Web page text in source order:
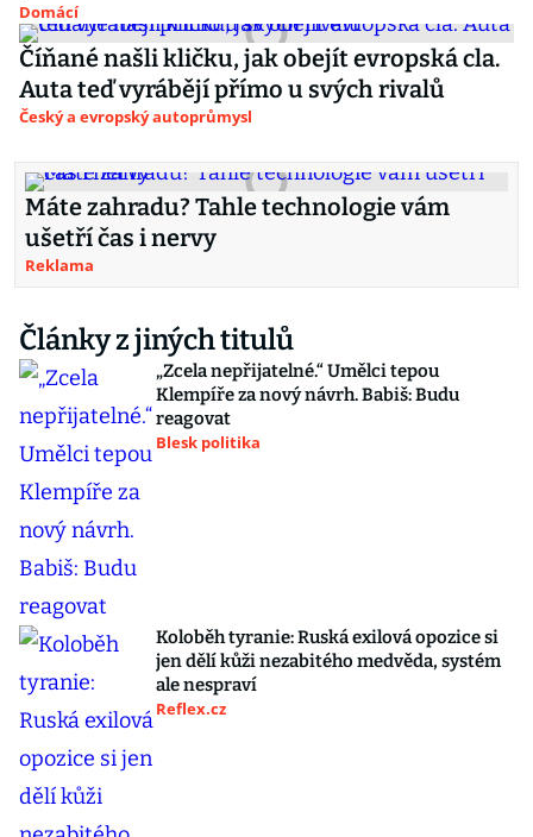
Domácí
Číňané našli kličku, jak obejít evropská cla.
Auta teď vyrábějí přímo u svých rivalů
Český a evropský autoprůmysl
Máte zahradu? Tahle technologie vám
ušetří čas i nervy
Reklama
Články z jiných titulů
„Zcela nepřijatelné.“ Umělci tepou
Klempíře za nový návrh. Babiš: Budu
reagovat
Blesk politika
Koloběh tyranie: Ruská exilová opozice si
jen dělí kůži nezabitého medvěda, systém
ale nespraví
Reflex.cz